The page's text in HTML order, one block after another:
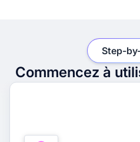
Commencez à
Step-